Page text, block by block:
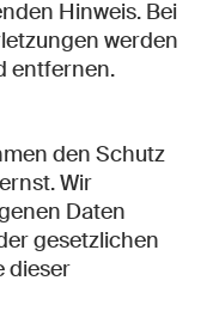
Hinweis. Bei
werden
entfernen.
den Schutz
Wir
Daten
gesetzlichen
dieser